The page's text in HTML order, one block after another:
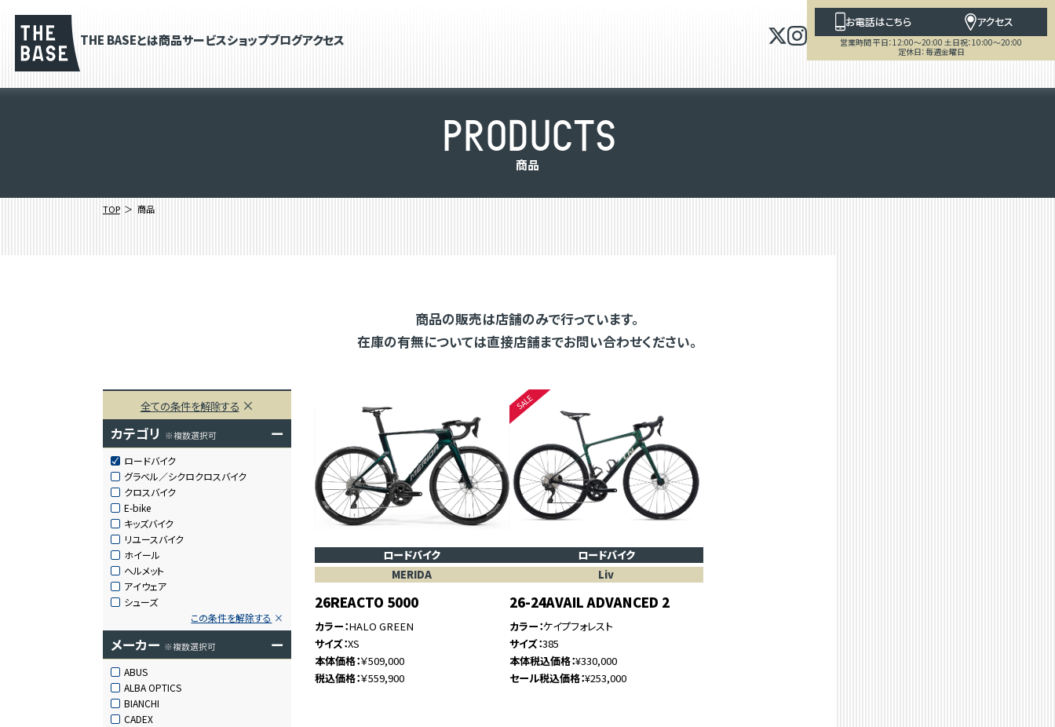
THE BASEとは商品サービスショップブログアクセス
お電話はこちら アクセス
営業時間 平日：12:00～20:00 土日祝：10:00～20:00
定休日：毎週金曜日
PRODUCTS
商品
TOP 商品
商品の販売は店舗のみで行っています。
在庫の有無については直接店舗までお問い合わせください。
全ての条件を解除する
カテゴリ ※複数選択可 ー
ロードバイク
グラベル／シクロクロスバイク
クロスバイク
E-bike
キッズバイク
リユースバイク
ホイール
ヘルメット
アイウェア
シューズ
この条件を解除する
メーカー ※複数選択可 ー
ABUS
ALBA OPTICS
BIANCHI
CADEX
ロードバイク
MERIDA
26REACTO 5000
カラー HALO GREEN
サイズ XS
本体価格 ￥509,000
税込価格 ￥559,900
ロードバイク
Liv
26-24AVAIL ADVANCED 2
カラー ケイプフォレスト
サイズ 385
本体税込価格 ¥330,000
セール税込価格 ¥253,000